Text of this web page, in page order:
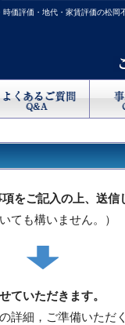
時価評価・地代・家賃評価の松岡
をご記入の上、送信
ても構いません。）
ていただきます。
詳細，ご準備いただ